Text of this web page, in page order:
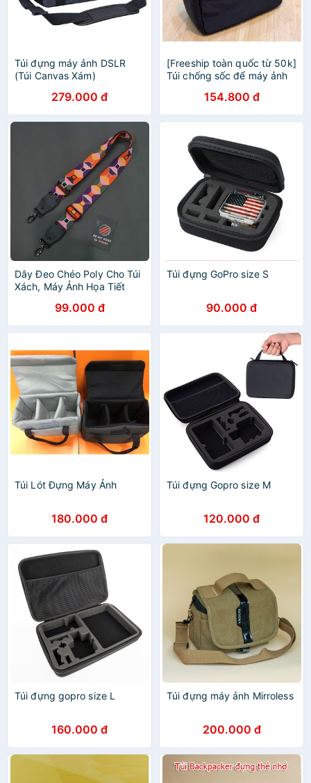
Túi đựng máy ảnh DSLR
(Túi Canvas Xám)
279.000 đ
[Freeship toàn quốc từ 50k]
Túi chống sốc để máy ảnh
154.800 đ
Dây Đeo Chéo Poly Cho Túi
Xách, Máy Ảnh Họa Tiết
99.000 đ
Túi đựng GoPro size S
90.000 đ
Túi Lót Đựng Máy Ảnh
180.000 đ
Túi đựng Gopro size M
120.000 đ
Túi đựng gopro size L
160.000 đ
Túi đựng máy ảnh Mirroless
200.000 đ